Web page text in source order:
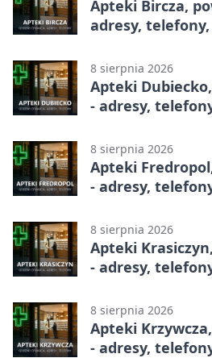
Apteki Bircza,
adresy,
8 sierpnia 2026
Apteki
- adresy,
8 sierpnia 2026
Apteki
- adresy,
8 sierpnia 2026
Apteki
- adresy,
8 sierpnia 2026
Apteki
- adresy,